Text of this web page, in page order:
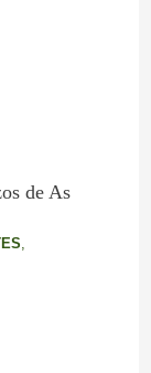
de As
,